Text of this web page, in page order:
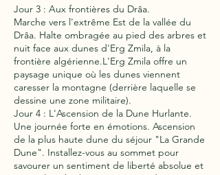
Jour 3 : Aux frontières du Drâa.
Marche vers l'extrême Est de la vallée du
Drâa. Halte ombragée au pied des arbres et
nuit face aux dunes d'Erg Zmila, à la
frontière algérienne.L'Erg Zmila offre un
paysage unique où les dunes viennent
caresser la montagne (derrière laquelle se
dessine une zone militaire).
Jour 4 : L'Ascension de la Dune Hurlante.
Une journée forte en émotions. Ascension
de la plus haute dune du séjour "La Grande
Dune". Installez-vous au sommet pour
savourer un sentiment de liberté absolue et